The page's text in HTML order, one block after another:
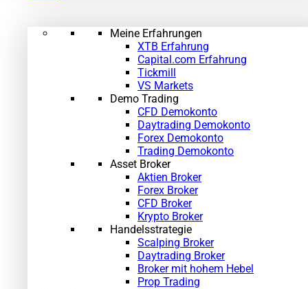
Meine Erfahrungen
XTB Erfahrung
Capital.com Erfahrung
Tickmill
VS Markets
Demo Trading
CFD Demokonto
Daytrading Demokonto
Forex Demokonto
Trading Demokonto
Asset Broker
Aktien Broker
Forex Broker
CFD Broker
Krypto Broker
Handelsstrategie
Scalping Broker
Daytrading Broker
Broker mit hohem Hebel
Prop Trading